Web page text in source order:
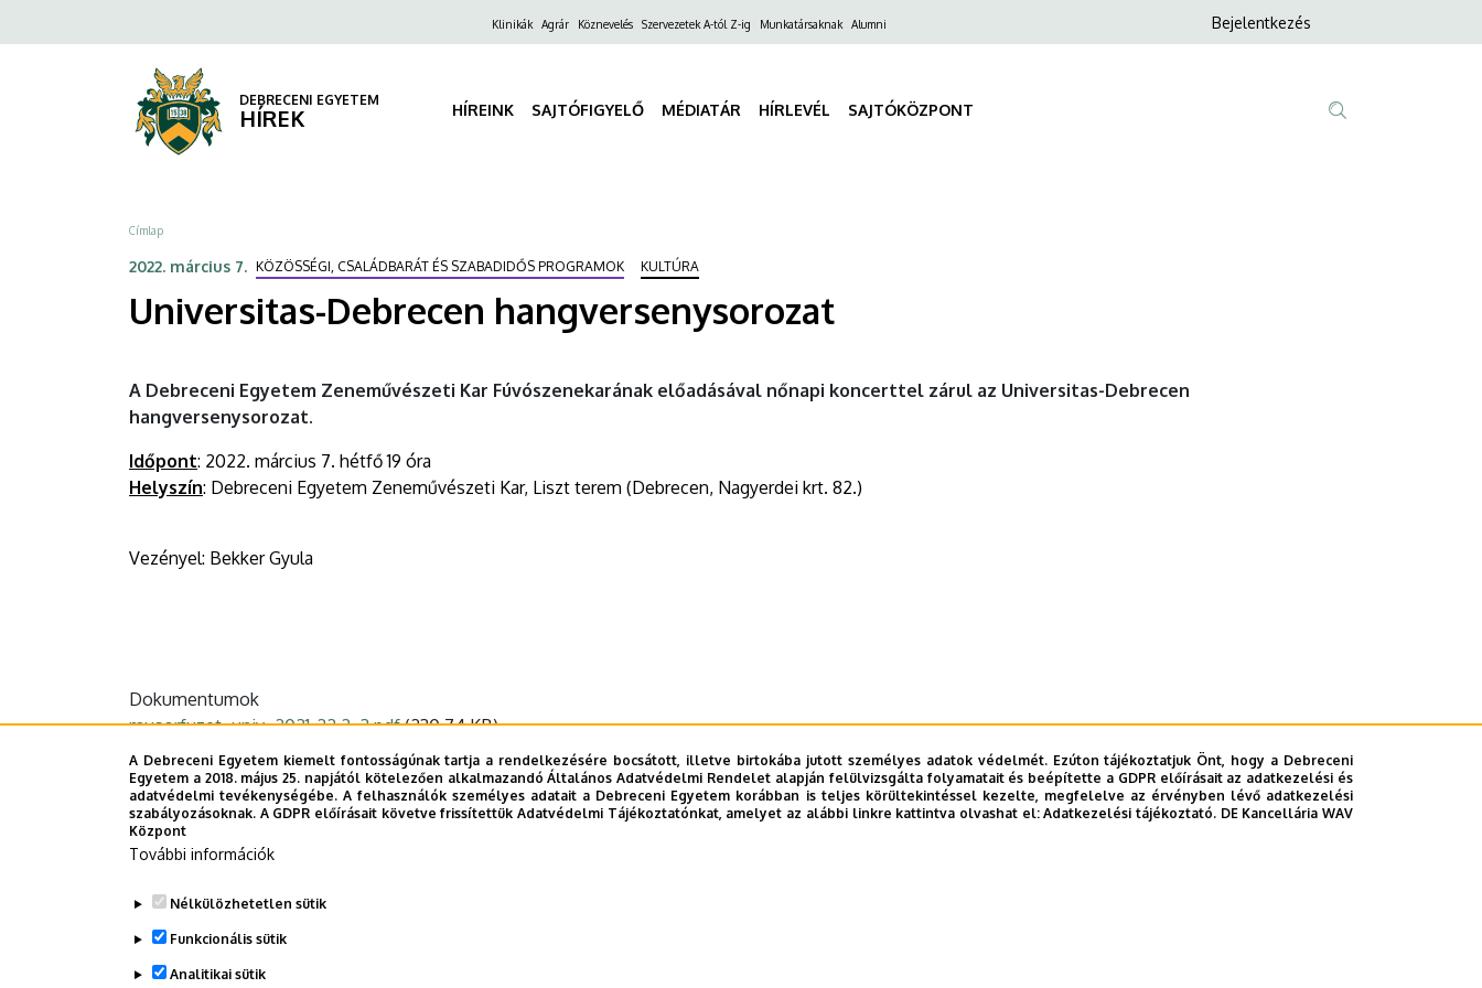
Debrecen
hangversenysorozat
EGYETEM
a
FelsőKlinikák Agrár Köznevelés Szervezetek A-tól Z-ig Munkatársaknak Alumni
Anonim
Bejelentkezés
DEBRECENI EGYETEM
HÍREK HÍREINK SAJTÓFIGYELŐ MÉDIATÁR HÍRLEVÉL SAJTÓKÖZPONT
Morzsa
Címlap
2022. március 7. KÖZÖSSÉGI, CSALÁDBARÁT ÉS SZABADIDŐS PROGRAMOK KULTÚRA
Universitas-Debrecen hangversenysorozat
A Debreceni Egyetem Zeneművészeti Kar Fúvószenekarának előadásával nőnapi koncerttel zárul az Universitas-Debrecen
hangversenysorozat.
Időpont: 2022. március 7. hétfő 19 óra
Helyszín: Debreceni Egyetem Zeneművészeti Kar, Liszt terem (Debrecen, Nagyerdei krt. 82.)
Vezényel: Bekker Gyula
Dokumentumok
musorfuzet_univ_2021-22.2_3.pdf (230.74 KB)
Last update: 2021. 11. 22. 14:22
Megosztás
A Debreceni Egyetem kiemelt fontosságúnak tartja a rendelkezésére bocsátott, illetve birtokába jutott személyes adatok védelmét. Ezúton tájékoztatjuk Önt, hogy a Debreceni
Egyetem a 2018. május 25. napjától kötelezően alkalmazandó Általános Adatvédelmi Rendelet alapján felülvizsgálta folyamatait és beépítette a GDPR előírásait az adatkezelési és
adatvédelmi tevékenységébe. A felhasználók személyes adatait a Debreceni Egyetem korábban is teljes körültekintéssel kezelte, megfelelve az érvényben lévő adatkezelési
szabályozásoknak. A GDPR előírásait követve frissítettük Adatvédelmi Tájékoztatónkat, amelyet az alábbi linkre kattintva olvashat el:Adatkezelési tájékoztató. DE Kancellária WAV
Központ
További információk
Nélkülözhetetlen sütik
Funkcionális sütik
Analitikai sütik